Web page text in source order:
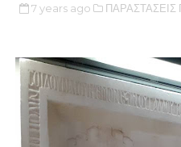
7 years ago